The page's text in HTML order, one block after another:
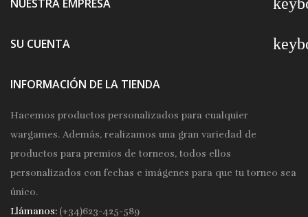
NUESTRA EMPRESA
SU CUENTA
INFORMACIÓN DE LA TIENDA
Hacemos productos personalizados para cualquier
wargames. Además, realizamos una gran variedad de
productos para premios de torneos, todos ellos
personalizados con fechas e imágenes para que tu torneo sea
único.
Llámanos: (+34)623-425-589